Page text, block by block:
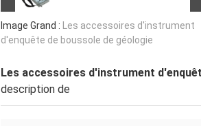
Image Grand : Les accessoires d'instrument
d'enquête de boussole de géologie
Les accessoires d'instrument
description de